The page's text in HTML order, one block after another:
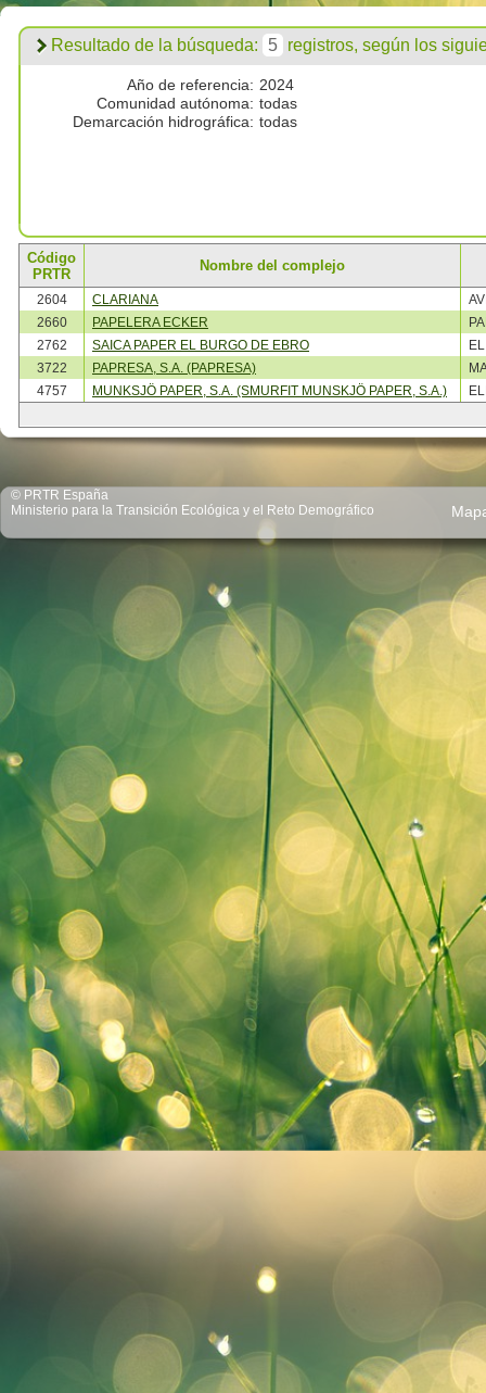
Resultado de la búsqueda: 5 registros, según los
Año de referencia: 2024
Comunidad autónoma: todas
Demarcación hidrográfica: todas
Código
PRTR
Nombre del complejo
2604 CLARIANA
2660
PAPELERA ECKER
2762
SAICA PAPER EL BURGO DE EBRO
3722
PAPRESA, S.A. (PAPRESA)
4757
MUNKSJÖ PAPER, S.A. (SMURFIT MUNSKJÖ PAPER, S.A.)
© PRTR España
Ministerio para la Transición Ecológica y el Reto Demográfico